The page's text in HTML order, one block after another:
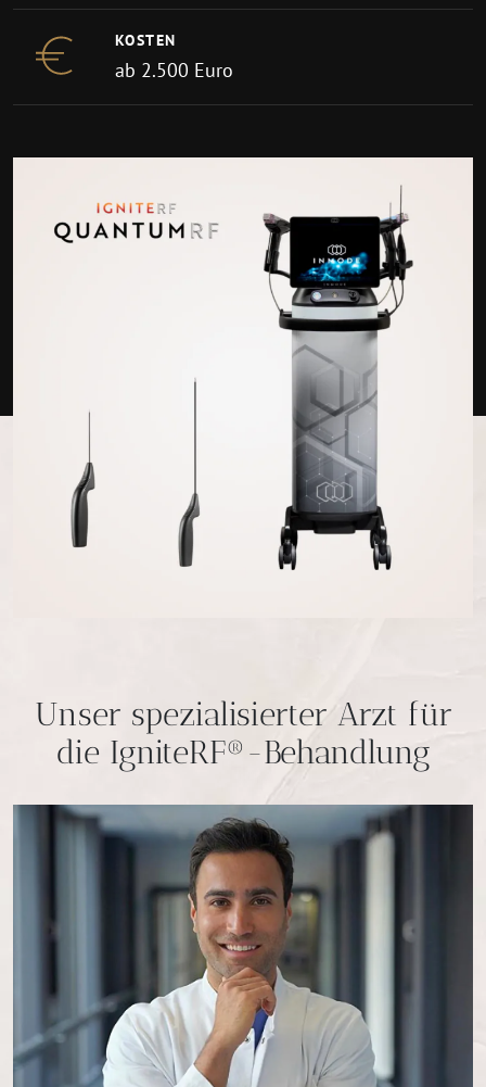
KOSTEN
ab 2.500 Euro
Unser spezialisierter Arzt für
die IgniteRF®-Behandlung